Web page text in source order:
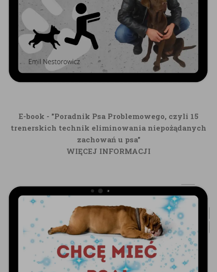
E-book - "Poradnik Psa Problemowego, czyli 15
trenerskich technik eliminowania niepożądanych
zachowań u psa"
WIĘCEJ INFORMACJI